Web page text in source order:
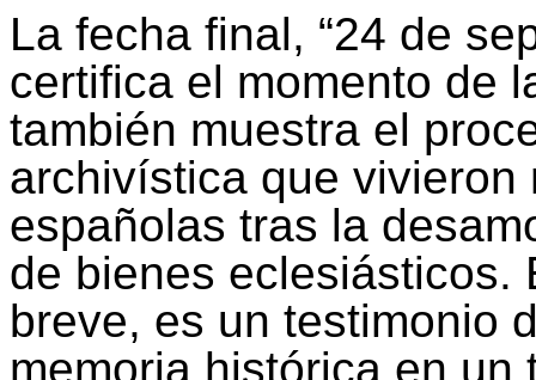
La fecha final, “24 de
certifica el momento de
también muestra el
archivística que
españolas tras la
de bienes eclesiásticos.
breve, es un testimonio
memoria histórica en